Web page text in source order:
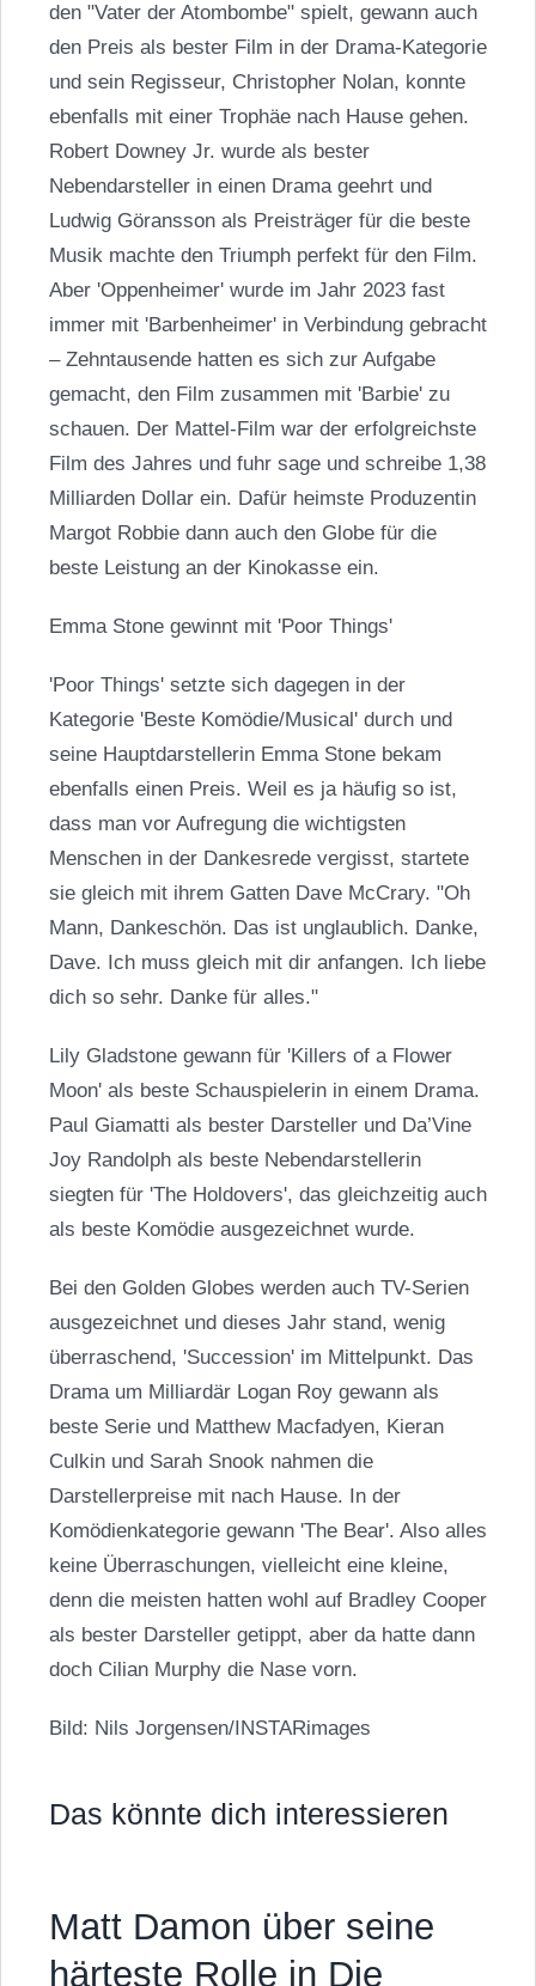
den "Vater der Atombombe" spielt, gewann auch
den Preis als bester Film in der Drama-Kategorie
und sein Regisseur, Christopher Nolan, konnte
ebenfalls mit einer Trophäe nach Hause gehen.
Robert Downey Jr. wurde als bester
Nebendarsteller in einen Drama geehrt und
Ludwig Göransson als Preisträger für die beste
Musik machte den Triumph perfekt für den Film.
Aber 'Oppenheimer' wurde im Jahr 2023 fast
immer mit 'Barbenheimer' in Verbindung gebracht
– Zehntausende hatten es sich zur Aufgabe
gemacht, den Film zusammen mit 'Barbie' zu
schauen. Der Mattel-Film war der erfolgreichste
Film des Jahres und fuhr sage und schreibe 1,38
Milliarden Dollar ein. Dafür heimste Produzentin
Margot Robbiedann auch den Globe für die
beste Leistung an der Kinokasse ein.
Emma Stonegewinnt mit 'Poor Things'
'Poor Things' setzte sich dagegen in der
Kategorie 'Beste Komödie/Musical' durch und
seine Hauptdarstellerin Emma Stonebekam
ebenfalls einen Preis. Weil es ja häufig so ist,
dass man vor Aufregung die wichtigsten
Menschen in der Dankesrede vergisst, startete
sie gleich mit ihrem Gatten Dave McCrary. "Oh
Mann, Dankeschön. Das ist unglaublich. Danke,
Dave. Ich muss gleich mit dir anfangen. Ich liebe
dich so sehr. Danke für alles."
Lily Gladstonegewann für 'Killers of a Flower
Moon' als beste Schauspielerin in einem Drama.
Paul Giamatti als bester Darsteller und Da’Vine
Joy Randolphals beste Nebendarstellerin
siegten für 'The Holdovers', das gleichzeitig auch
als beste Komödie ausgezeichnet wurde.
Bei den Golden Globes werden auch TV-Serien
ausgezeichnet und dieses Jahr stand, wenig
überraschend, 'Succession' im Mittelpunkt. Das
Drama um Milliardär Logan Roy gewann als
beste Serie und Matthew Macfadyen, Kieran
Culkin und Sarah Snook nahmen die
Darstellerpreise mit nach Hause. In der
Komödienkategorie gewann 'The Bear'. Also alles
keine Überraschungen, vielleicht eine kleine,
denn die meisten hatten wohl auf Bradley Cooper
als bester Darsteller getippt, aber da hatte dann
doch Cilian Murphydie Nase vorn.
Bild: Nils Jorgensen/INSTARimages
Das könnte dich interessieren
Matt Damon über seine
härteste Rolle in Die